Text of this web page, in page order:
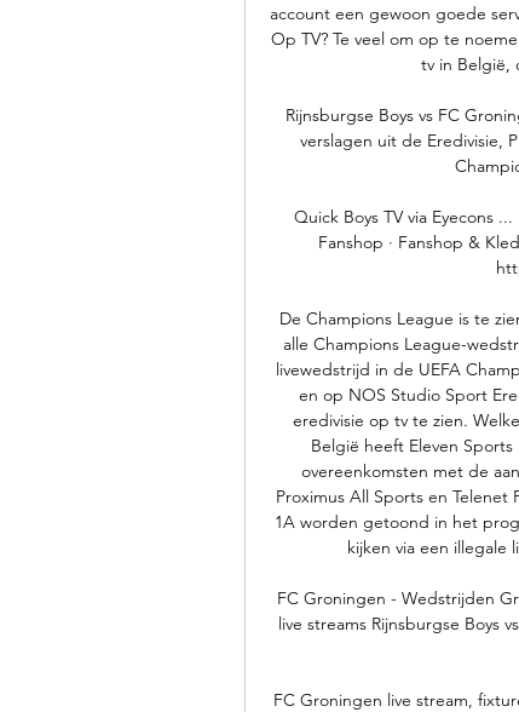
account een gewoon goede
Op TV? Te veel om op te
tv in België,
Rijnsburgse Boys vs FC
verslagen uit de Eredivisie,
Quick Boys TV via Eyecons
Fanshop · Fanshop &
De Champions League is te
alle Champions League-
livewedstrijd in de UEFA
en op NOS Studio Sport
eredivisie op tv te zien.
België heeft Eleven
overeenkomsten met de
Proximus All Sports en
1A worden getoond in het
kijken via een illegale
FC Groningen - Wedstrijden
live streams Rijnsburgse Boys
FC Groningen live stream,